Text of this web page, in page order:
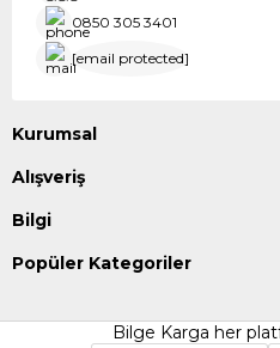
0850 305 3401
[email protected]
Kurumsal
Alışveriş
Bilgi
Popüler Kategoriler
Bilge Karga her